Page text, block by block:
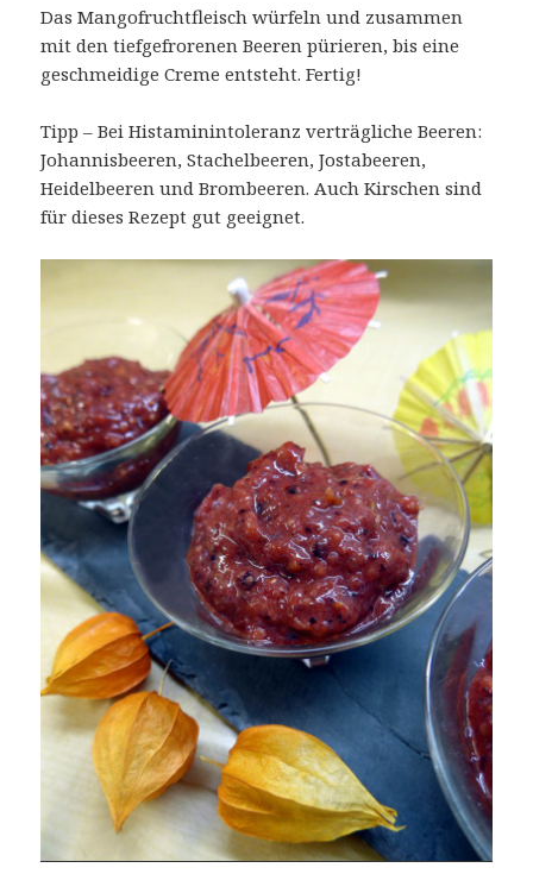
Das Mangofruchtfleisch würfeln und zusammen
mit den tiefgefrorenen Beeren pürieren, bis eine
geschmeidige Creme entsteht. Fertig!
Tipp – Bei Histaminintoleranz verträgliche Beeren:
Johannisbeeren, Stachelbeeren, Jostabeeren,
Heidelbeeren und Brombeeren. Auch Kirschen sind
für dieses Rezept gut geeignet.